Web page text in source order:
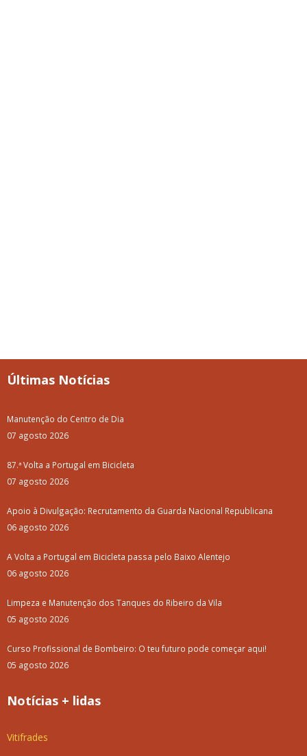
Últimas Notícias
Manutenção do Centro de Dia
07 agosto 2026
87.ª Volta a Portugal em Bicicleta
07 agosto 2026
Apoio à Divulgação: Recrutamento da Guarda Nacional Republicana
06 agosto 2026
A Volta a Portugal em Bicicleta passa pelo Baixo Alentejo
06 agosto 2026
Limpeza e Manutenção dos Tanques do Ribeiro da Vila
05 agosto 2026
Curso Profissional de Bombeiro: O teu futuro pode começar aqui!
05 agosto 2026
Notícias + lidas
Vitifrades